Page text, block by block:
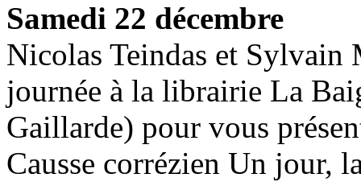
Samedi 22 décembre
Nicolas Teindas et Sylvain
journée à la librairie La
Gaillarde) pour vous
Causse corrézien Un jour,